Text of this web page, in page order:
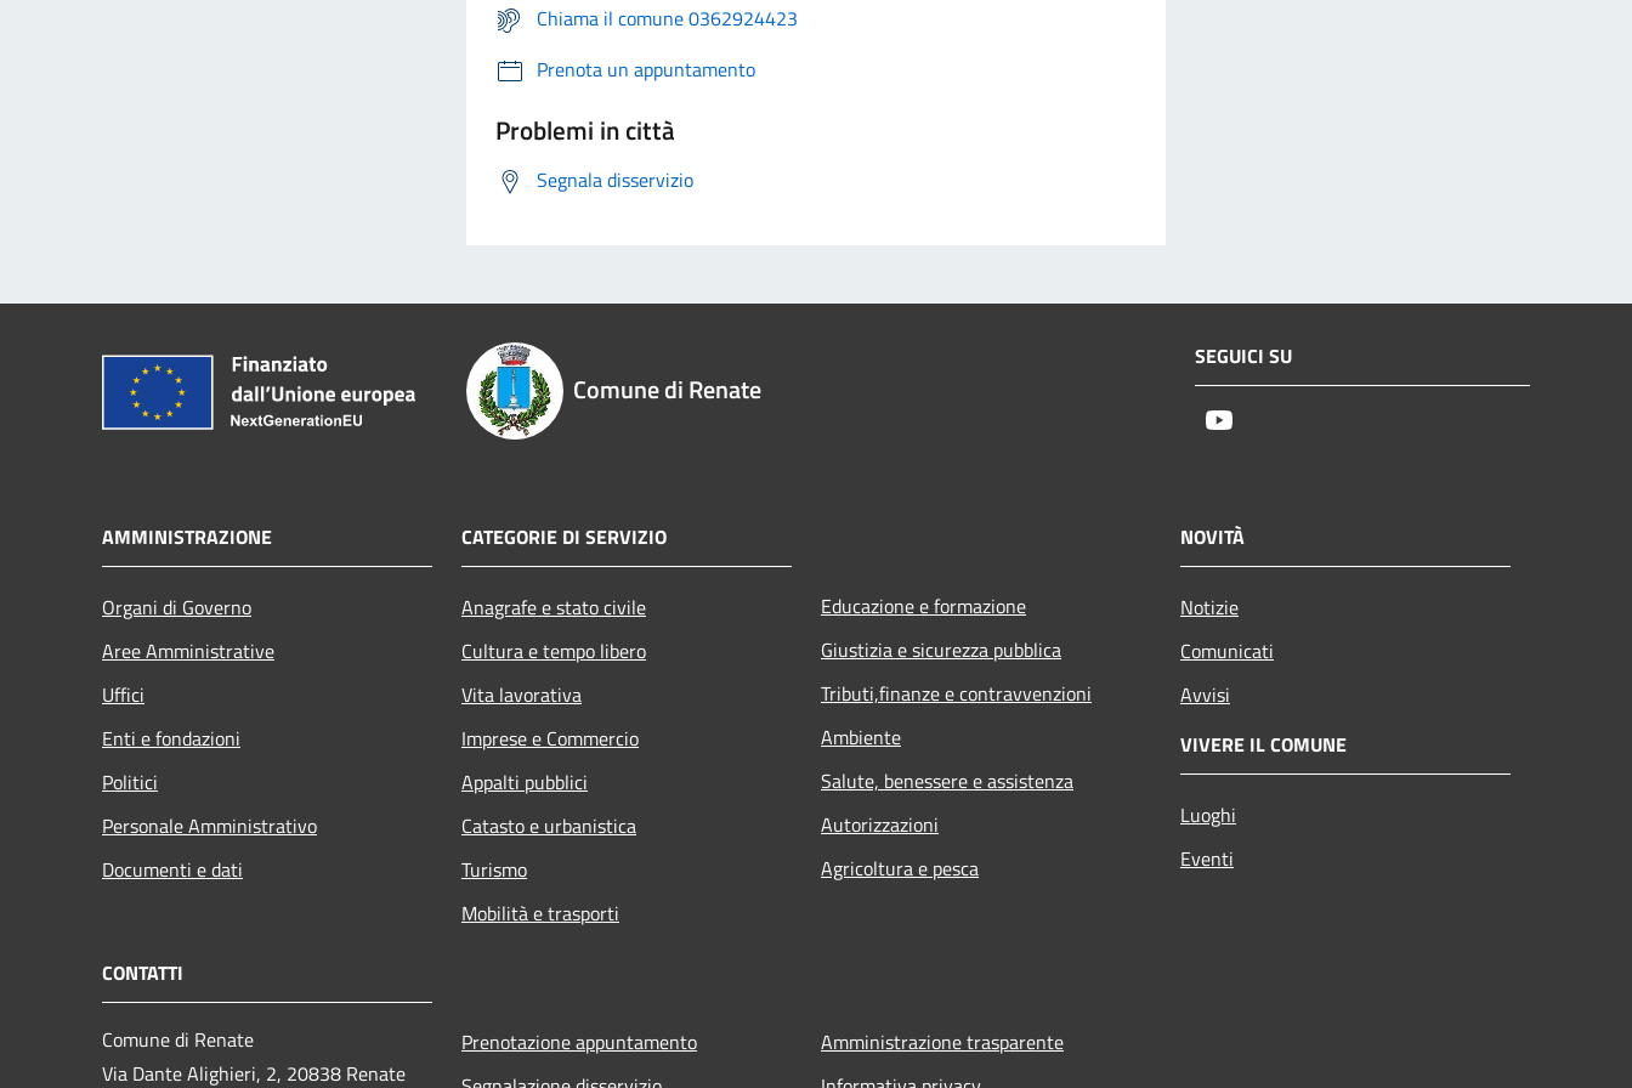
Chiama il comune 0362924423
Prenota un appuntamento
Problemi in città
Segnala disservizio
Comune di Renate
SEGUICI SU
AMMINISTRAZIONE
Organi di Governo
Aree Amministrative
Uffici
Enti e fondazioni
Politici
Personale Amministrativo
Documenti e dati
CATEGORIE DI SERVIZIO
Anagrafe e stato civile
Cultura e tempo libero
Vita lavorativa
Imprese e Commercio
Appalti pubblici
Catasto e urbanistica
Turismo
Mobilità e trasporti
Educazione e formazione
Giustizia e sicurezza pubblica
Tributi,finanze e contravvenzioni
Ambiente
Salute, benessere e assistenza
Autorizzazioni
Agricoltura e pesca
NOVITÀ
Notizie
Comunicati
Avvisi
VIVERE IL COMUNE
Luoghi
Eventi
CONTATTI
Comune di Renate
Via Dante Alighieri, 2, 20838 Renate
Prenotazione appuntamento
Amministrazione trasparente